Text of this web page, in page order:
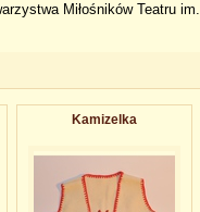
Miłośników Teatru im.
Kamizelka